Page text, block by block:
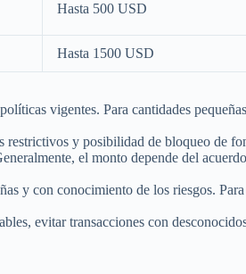
Hasta 500 USD
Hasta 1500 USD
vigentes. Para cantidades
y posibilidad de bloqueo de
el monto depende del
y con conocimiento de los riesgos.
evitar transacciones con